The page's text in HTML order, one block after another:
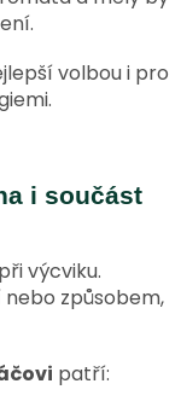
volbou i pro
i součást
výcviku.
způsobem,
patří: